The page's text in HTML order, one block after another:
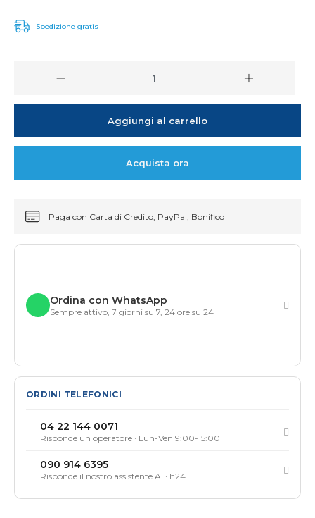
Spedizione gratis
Aggiungi al carrello
Acquista ora
Paga con Carta di Credito, PayPal, Bonifico
Ordina con WhatsApp
Sempre attivo, 7 giorni su 7, 24 ore su 24
ORDINI TELEFONICI
04 22 144 0071
Risponde un operatore · Lun-Ven 9:00-15:00
090 914 6395
Risponde il nostro assistente AI · h24